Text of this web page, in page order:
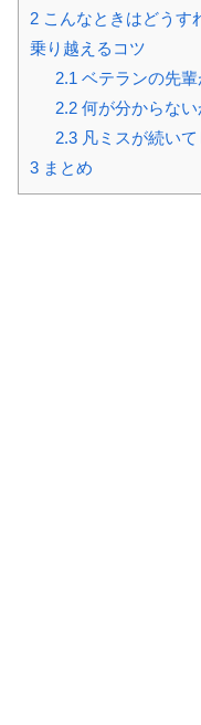
2 こんなときはどうす
乗り越えるコツ
2.1 ベテランの先
2.2何が分からない
2.3凡ミスが続いて
3 まとめ